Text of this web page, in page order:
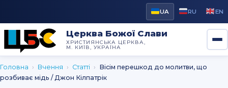
UA RU EN
Церква Божої Слави
ХРИСТИЯНСЬКА ЦЕРКВА,
М. КИЇВ, УКРАЇНА
Головна › Вчення › Статті › Вісім перешкод до молитви, що
розбиває мідь / Джон Кілпатрік